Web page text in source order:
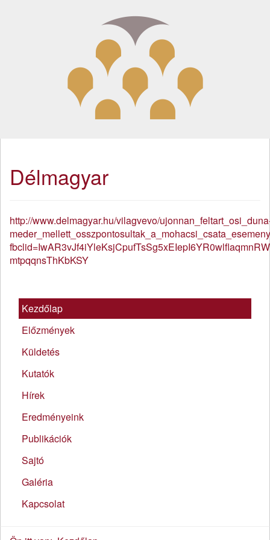
Délmagyar
http://www.delmagyar.hu/vilagvevo/
mtpqqnsThKbKSY
Kezdőlap
Előzmények
Küldetés
Kutatók
Hírek
Eredményeink
Publikációk
Sajtó
Galéria
Kapcsolat